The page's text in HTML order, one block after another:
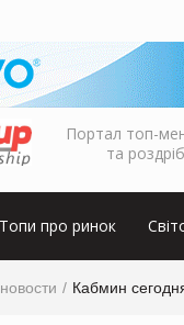
Портал топ-
та
Топи про ринок
Кабмин